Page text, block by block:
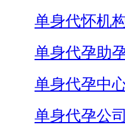
单身代怀机
单身代孕助
单身代孕中
单身代孕公司